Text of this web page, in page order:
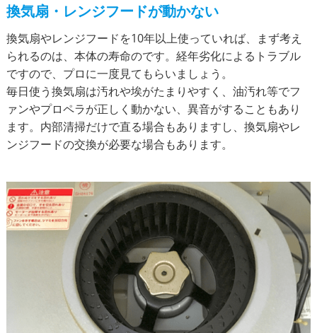
換気扇・レンジフードが動かない
換気扇やレンジフードを10年以上使っていれば、まず考え
られるのは、本体の寿命のです。経年劣化によるトラブル
ですので、プロに一度見てもらいましょう。
毎日使う換気扇は汚れや埃がたまりやすく、油汚れ等でフ
ァンやプロペラが正しく動かない、異音がすることもあり
ます。内部清掃だけで直る場合もありますし、換気扇やレ
ンジフードの交換が必要な場合もあります。